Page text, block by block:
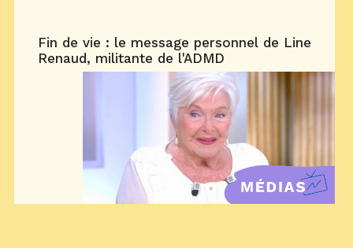
Fin de vie : le message personnel de Line
Renaud, militante de l'ADMD